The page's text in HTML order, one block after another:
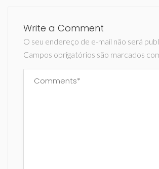
Write a Comment
O seu endereço de e-mail não será
Campos obrigatórios são marcados